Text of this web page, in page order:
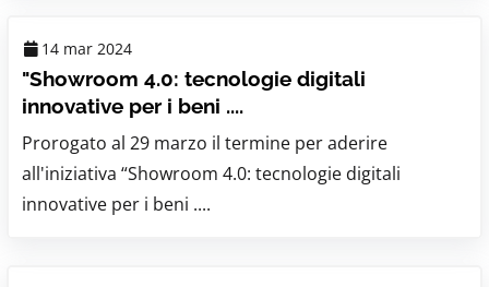
14 mar 2024
"Showroom 4.0: tecnologie digitali
innovative per i beni ....
Prorogato al 29 marzo il termine per aderire
all'iniziativa “Showroom 4.0: tecnologie digitali
innovative per i beni ....